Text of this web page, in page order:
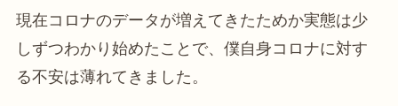
現在コロナのデータが増えてきたためか実態は少
しずつわかり始めたことで、僕自身コロナに対す
る不安は薄れてきました。